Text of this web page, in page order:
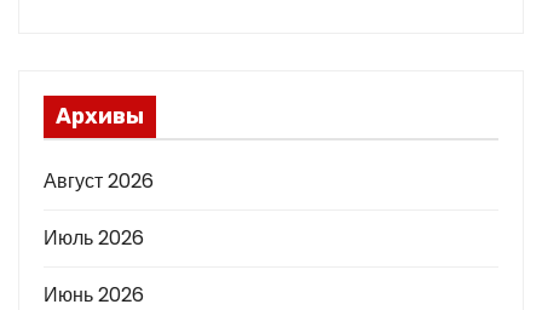
Архивы
Август 2026
Июль 2026
Июнь 2026